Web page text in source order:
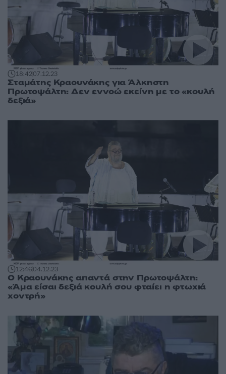
18:4207.12.23
Σταμάτης Κραουνάκης για Άλκηστη
Πρωτοψάλτη: Δεν εννοώ εκείνη με το «κουλή
δεξιά»
12:4604.12.23
Ο Κραουνάκης απαντά στην Πρωτοψάλτη:
«Άμα είσαι δεξιά κουλή σου φταίει η φτωχιά
χοντρή»